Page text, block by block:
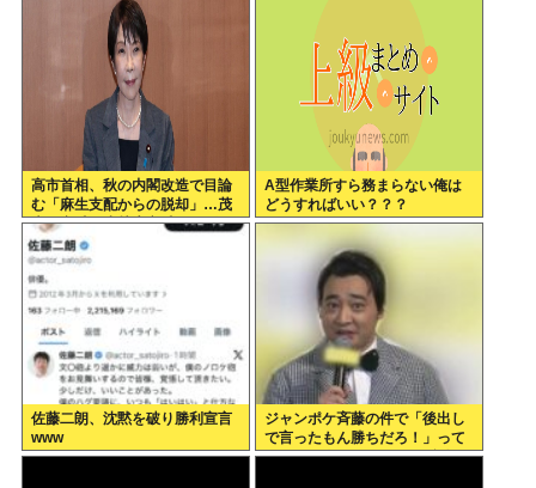
高市首相、秋の内閣改造で目論
む「麻生支配からの脱却」…茂
木敏充氏も小林鷹之氏もクビ
A型作業所すら務まらない俺は
どうすればいい？？？
佐藤二朗、沈黙を破り勝利宣言
www
ジャンポケ斉藤の件で「後出し
で言ったもん勝ちだろ！」って
キレてる人いるけど、まず付き